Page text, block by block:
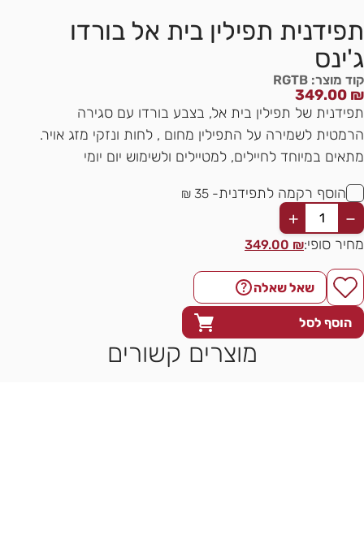
תפידנית תפילין בית אל בורדו
ג'ינס
קוד מוצר: RGTB
349.00 ₪
תפידנית של תפילין בית אל, בצבע בורדו עם סגירה
הרמטית לשמירה על התפילין מחום , לחות ונזקי מזג אויר.
מתאים במיוחד לחיילים, למטיילים ולשימוש יום יומי
הוסף רקמה לתפידנית- 35 ₪
−
+
מחיר סופי: 349.00 ₪
שאל שאלה
הוסף לסל
מוצרים קשורים